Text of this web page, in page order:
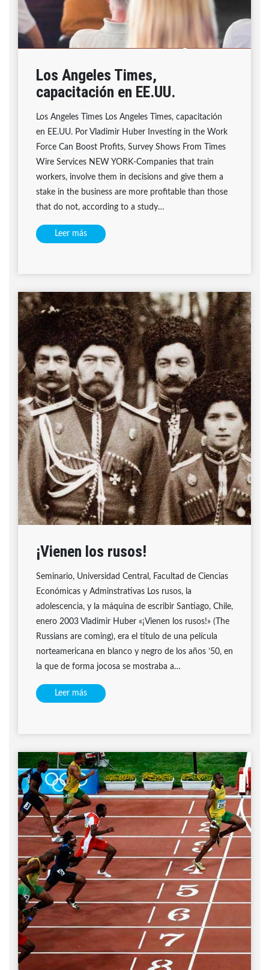
Los Angeles Times,
capacitación en EE.UU.
Los Angeles Times Los Angeles Times, capacitación
en EE.UU. Por Vladimir Huber Investing in the Work
Force Can Boost Profits, Survey Shows From Times
Wire Services NEW YORK-Companies that train
workers, involve them in decisions and give them a
stake in the business are more profitable than those
that do not, according to a study…
Leer más
¡Vienen los rusos!
Seminario, Universidad Central, Facultad de Ciencias
Económicas y Adminstrativas Los rusos, la
adolescencia, y la máquina de escribir Santiago, Chile,
enero 2003 Vladimir Huber «¡Vienen los rusos!» (The
Russians are coming), era el título de una película
norteamericana en blanco y negro de los años ’50, en
la que de forma jocosa se mostraba a…
Leer más